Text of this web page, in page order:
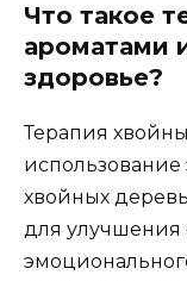
Что такое
ароматами
здоровье?
Терапия
хвойных
для улучшения